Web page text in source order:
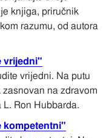
knjiga, priručnik
razumu, od autora
vrijedni"
vrijedni. Na putu
na zdravom
L. Ron Hubbarda.
kompetentni"